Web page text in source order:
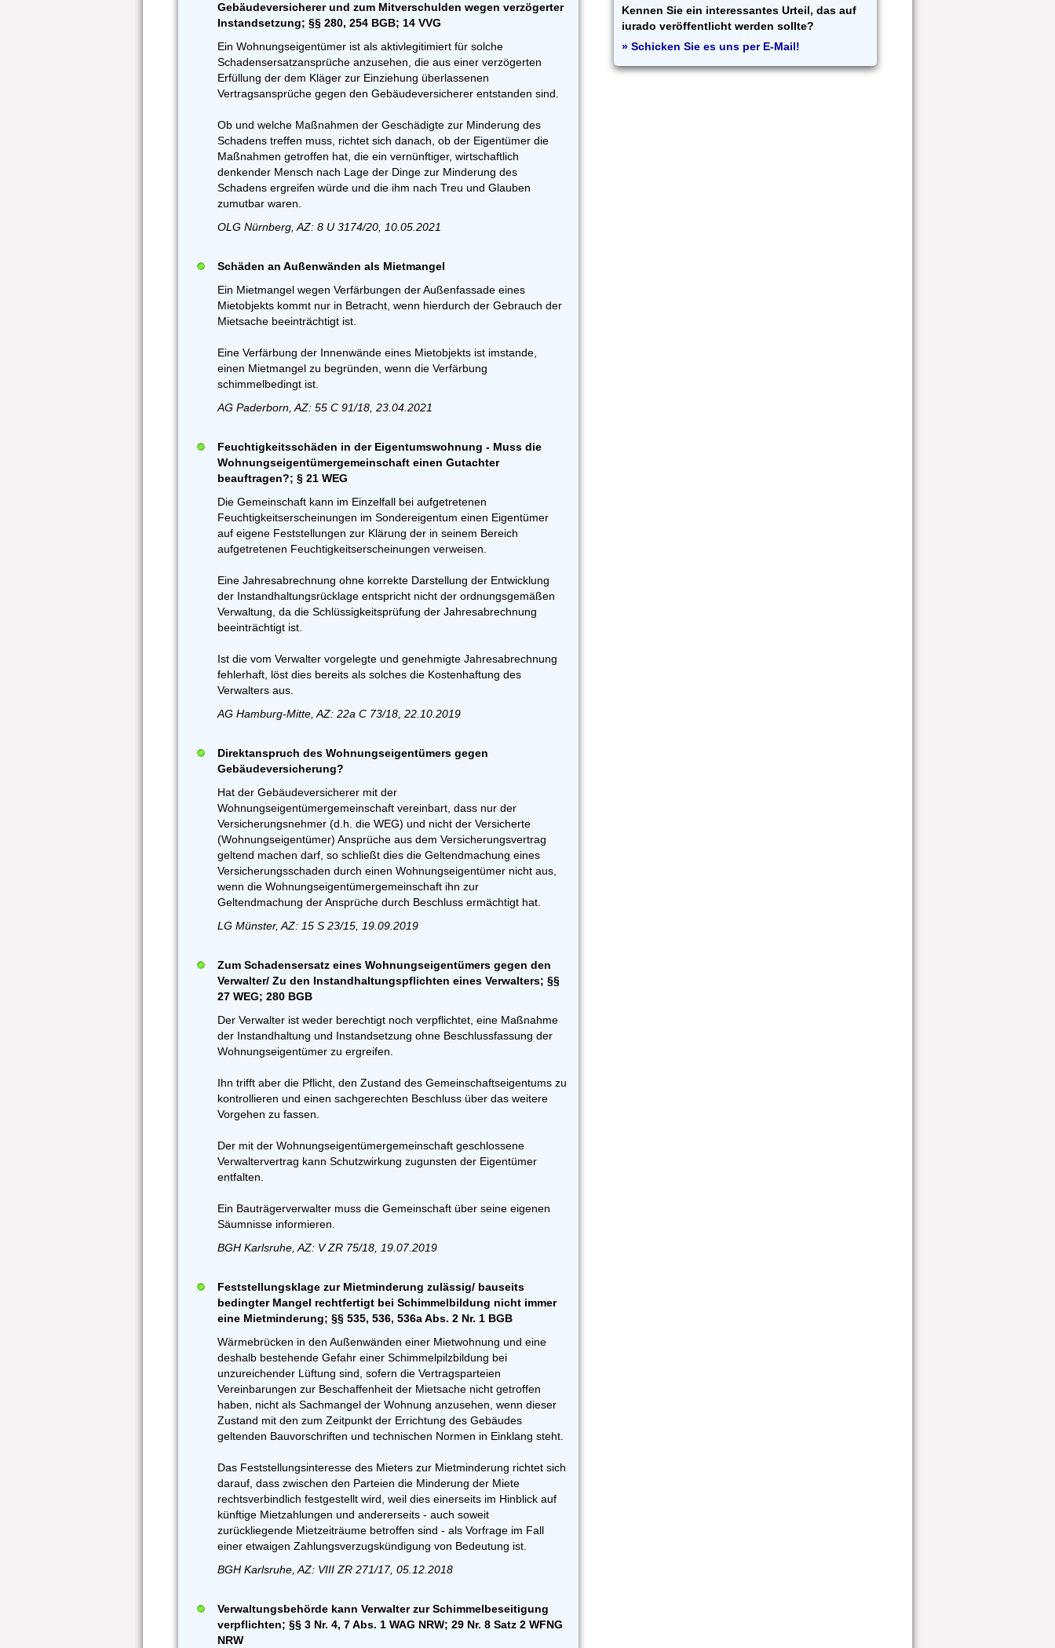
Gebäudeversicherer und zum Mitverschulden wegen verzögerter
Instandsetzung; §§ 280, 254 BGB; 14 VVG
Ein Wohnungseigentümer ist als aktivlegitimiert für solche
Schadensersatzansprüche anzusehen, die aus einer verzögerten
Erfüllung der dem Kläger zur Einziehung überlassenen
Vertragsansprüche gegen den Gebäudeversicherer entstanden sind.
Ob und welche Maßnahmen der Geschädigte zur Minderung des
Schadens treffen muss, richtet sich danach, ob der Eigentümer die
Maßnahmen getroffen hat, die ein vernünftiger, wirtschaftlich
denkender Mensch nach Lage der Dinge zur Minderung des
Schadens ergreifen würde und die ihm nach Treu und Glauben
zumutbar waren.
OLG Nürnberg, AZ: 8 U 3174/20, 10.05.2021
Schäden an Außenwänden als Mietmangel
Ein Mietmangel wegen Verfärbungen der Außenfassade eines
Mietobjekts kommt nur in Betracht, wenn hierdurch der Gebrauch der
Mietsache beeinträchtigt ist.
Eine Verfärbung der Innenwände eines Mietobjekts ist imstande,
einen Mietmangel zu begründen, wenn die Verfärbung
schimmelbedingt ist.
AG Paderborn, AZ: 55 C 91/18, 23.04.2021
Feuchtigkeitsschäden in der Eigentumswohnung - Muss die
Wohnungseigentümergemeinschaft einen Gutachter
beauftragen?; § 21 WEG
Die Gemeinschaft kann im Einzelfall bei aufgetretenen
Feuchtigkeitserscheinungen im Sondereigentum einen Eigentümer
auf eigene Feststellungen zur Klärung der in seinem Bereich
aufgetretenen Feuchtigkeitserscheinungen verweisen.
Eine Jahresabrechnung ohne korrekte Darstellung der Entwicklung
der Instandhaltungsrücklage entspricht nicht der ordnungsgemäßen
Verwaltung, da die Schlüssigkeitsprüfung der Jahresabrechnung
beeinträchtigt ist.
Ist die vom Verwalter vorgelegte und genehmigte Jahresabrechnung
fehlerhaft, löst dies bereits als solches die Kostenhaftung des
Verwalters aus.
AG Hamburg-Mitte, AZ: 22a C 73/18, 22.10.2019
Direktanspruch des Wohnungseigentümers gegen
Gebäudeversicherung?
Hat der Gebäudeversicherer mit der
Wohnungseigentümergemeinschaft vereinbart, dass nur der
Versicherungsnehmer (d.h. die WEG) und nicht der Versicherte
(Wohnungseigentümer) Ansprüche aus dem Versicherungsvertrag
geltend machen darf, so schließt dies die Geltendmachung eines
Versicherungsschaden durch einen Wohnungseigentümer nicht aus,
wenn die Wohnungseigentümergemeinschaft ihn zur
Geltendmachung der Ansprüche durch Beschluss ermächtigt hat.
LG Münster, AZ: 15 S 23/15, 19.09.2019
Zum Schadensersatz eines Wohnungseigentümers gegen den
Verwalter/ Zu den Instandhaltungspflichten eines Verwalters; §§
27 WEG; 280 BGB
Der Verwalter ist weder berechtigt noch verpflichtet, eine Maßnahme
der Instandhaltung und Instandsetzung ohne Beschlussfassung der
Wohnungseigentümer zu ergreifen.
Ihn trifft aber die Pflicht, den Zustand des Gemeinschaftseigentums zu
kontrollieren und einen sachgerechten Beschluss über das weitere
Vorgehen zu fassen.
Der mit der Wohnungseigentümergemeinschaft geschlossene
Verwaltervertrag kann Schutzwirkung zugunsten der Eigentümer
entfalten.
Ein Bauträgerverwalter muss die Gemeinschaft über seine eigenen
Säumnisse informieren.
BGH Karlsruhe, AZ: V ZR 75/18, 19.07.2019
Feststellungsklage zur Mietminderung zulässig/ bauseits
bedingter Mangel rechtfertigt bei Schimmelbildung nicht immer
eine Mietminderung; §§ 535, 536, 536a Abs. 2 Nr. 1 BGB
Wärmebrücken in den Außenwänden einer Mietwohnung und eine
deshalb bestehende Gefahr einer Schimmelpilzbildung bei
unzureichender Lüftung sind, sofern die Vertragsparteien
Vereinbarungen zur Beschaffenheit der Mietsache nicht getroffen
haben, nicht als Sachmangel der Wohnung anzusehen, wenn dieser
Zustand mit den zum Zeitpunkt der Errichtung des Gebäudes
geltenden Bauvorschriften und technischen Normen in Einklang steht.
Das Feststellungsinteresse des Mieters zur Mietminderung richtet sich
darauf, dass zwischen den Parteien die Minderung der Miete
rechtsverbindlich festgestellt wird, weil dies einerseits im Hinblick auf
künftige Mietzahlungen und andererseits - auch soweit
zurückliegende Mietzeiträume betroffen sind - als Vorfrage im Fall
einer etwaigen Zahlungsverzugskündigung von Bedeutung ist.
BGH Karlsruhe, AZ: VIII ZR 271/17, 05.12.2018
Verwaltungsbehörde kann Verwalter zur Schimmelbeseitigung
verpflichten; §§ 3 Nr. 4, 7 Abs. 1 WAG NRW; 29 Nr. 8 Satz 2 WFNG
NRW
Kennen Sie ein interessantes Urteil, das auf
iurado veröffentlicht werden sollte?
» Schicken Sie es uns per E-Mail!